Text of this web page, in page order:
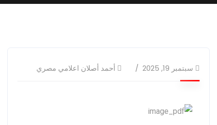
سبتمبر 19, 2025 أحمد أصلان اعلامي مصري